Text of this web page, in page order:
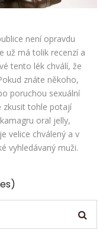
není opravdu
už má tolik recenzí a
tento lék chválí, že
znáte někoho,
poruchou sexuální
zkusit tohle potají
oral jelly,
velice chválený a v
vyhledávaný muži.